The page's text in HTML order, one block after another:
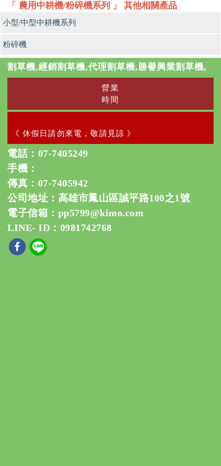
「 農用中耕機/粉碎機系列 」 其他相關產品
小型/中型中耕機系列
粉碎機
割草機,經銷割草機,代理割草機,勝譽興業割草機,
營業
時間
《 休假日請勿來電，敬請見諒 》
電話： 07-7405249
手機：
傳真：07-7405942
公司地址：高雄市鳳山區誠平路100之1號
電子信箱： pp5799@kimo.com
LINE- ID：0981742768